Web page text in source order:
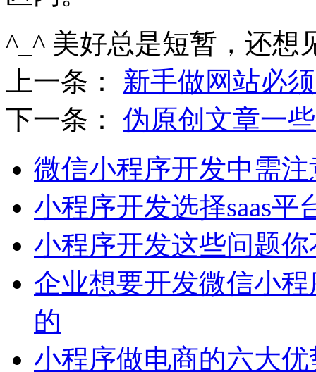
^_^ 美好总是短暂，还想
上一条： 新手做网站必
下一条： 伪原创文章一
微信小程序开发中需
小程序开发选择saas平
小程序开发这些问题
企业想要开发微信小
的
小程序做电商的六大